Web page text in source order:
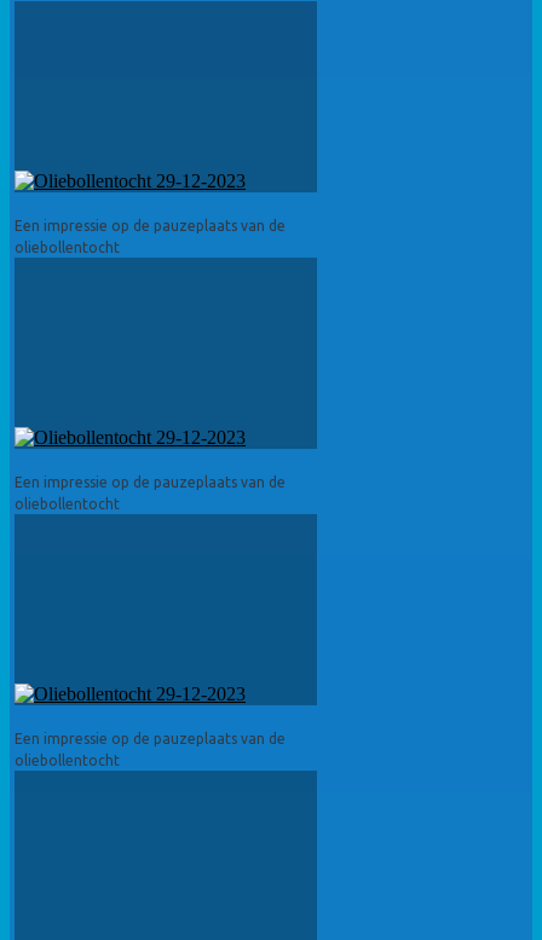
Een impressie op de pauzeplaats van de
oliebollentocht
Een impressie op de pauzeplaats van de
oliebollentocht
Een impressie op de pauzeplaats van de
oliebollentocht